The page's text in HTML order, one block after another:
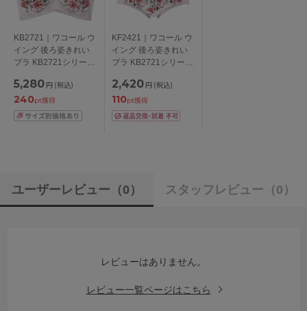
KB2721｜ワコール ウ
イング 後ろ姿きれい
ブラ KB2721シリーズ
ABCDEFカップ アン
ダー
65/70/75/80/85cm
5,280 円 (税込)
240pt獲得
KF2421｜ワコール ウ
イング 後ろ姿きれい
ブラ KB2721シリーズ
ツ M/L
2,420 円 (税込)
110pt獲得
ユーザーレビュー （0） スタッフレビュー （0）
レビューはありません。
レビュー一覧ページはこちら